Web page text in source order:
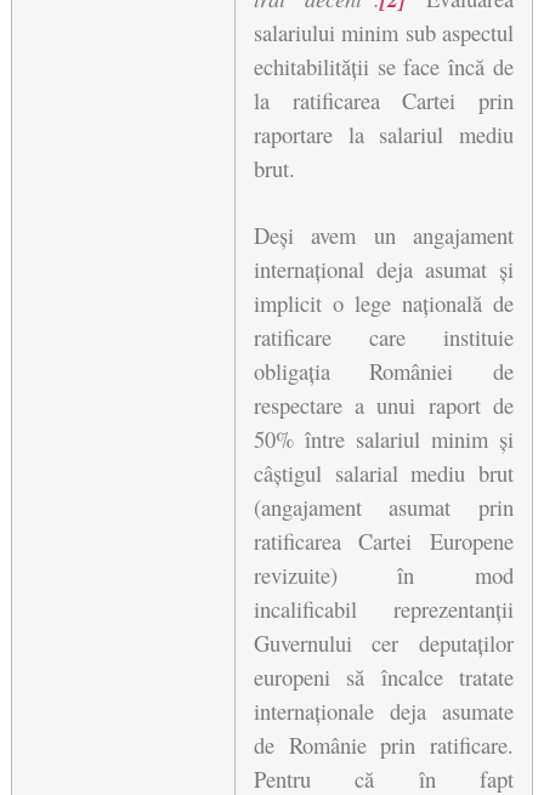
salariului minim sub aspectul
echitabilității se face încă de
la ratificarea Cartei prin
raportare la salariul mediu
brut.
Deși avem un angajament
internațional deja asumat și
implicit o lege națională de
ratificare care instituie
obligația României de
respectare a unui raport de
50% între salariul minim și
câștigul salarial mediu brut
(angajament asumat prin
ratificarea Cartei Europene
revizuite) în mod
incalificabil reprezentanții
Guvernului cer deputaților
europeni să încalce tratate
internaționale deja asumate
de Românie prin ratificare.
Pentru că în fapt